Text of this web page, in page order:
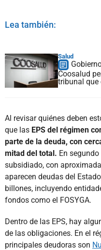
Lea también:
Salud
Coosalud
tribunal que
Al revisar quiénes deben
que las EPS del régimen
parte de la deuda, con
mitad del total. En
subsidiado, con
aparecen deudas del
billones, incluyendo
fondos como el FOSYGA.
Dentro de las EPS, hay
de las obligaciones. En el
principales deudoras son